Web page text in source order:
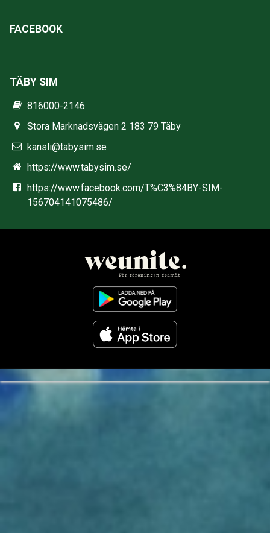
FACEBOOK
TÄBY SIM
816000-2146
Stora Marknadsvägen 2 183 79 Täby
kansli@tabysim.se
https://www.tabysim.se/
https://www.facebook.com/T%C3%84BY-SIM-
156704141075486/